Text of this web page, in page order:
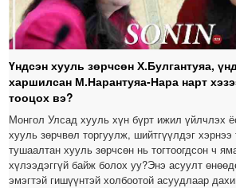
Үндсэн хууль зөрчсөн Х.Булгантуяа,
харшилсан М.Нарантуяа-Нара нарт
тооцох вэ?
Монгол Улсад хууль хүн бүрт ижил үйлчлэх
хууль зөрчвөл торгуулж, шийтгүүлдэг
тушаалтан хууль зөрчсөн нь тогтоогдсон ч
хүлээдэггүй байж болох уу?Энэ асуулт
эмэгтэй гишүүнтэй холбоотой асуудлаар